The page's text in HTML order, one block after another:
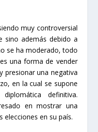
muy controversial
sino además debido a
se ha moderado, todo
una forma de vender
presionar una negativa
en la cual se supone
definitiva.
en mostrar una
elecciones en su país.